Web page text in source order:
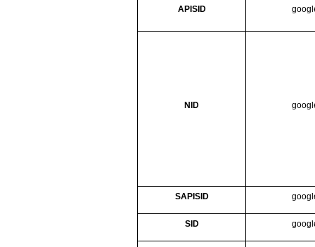
APISID
NID
SAPISID
SID